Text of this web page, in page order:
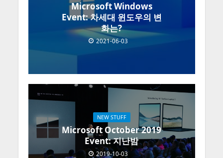
Microsoft Windows
Event: 차세대 윈도우의 변
화는?
2021-06-03
NEW STUFF
Microsoft October 2019
Event: 지난밤
2019-10-03